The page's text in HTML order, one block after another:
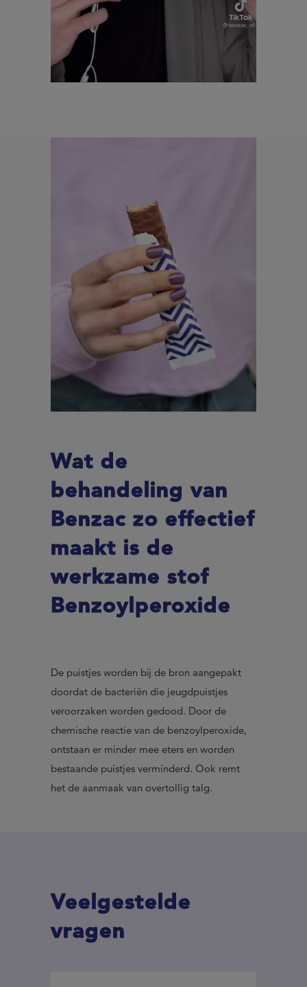
Wat de
behandeling van
Benzac zo effectief
maakt is de
werkzame stof
Benzoylperoxide
De puistjes worden bij de bron aangepakt
doordat de bacteriën die jeugdpuistjes
veroorzaken worden gedood. Door de
chemische reactie van de benzoylperoxide,
ontstaan er minder mee eters en worden
bestaande puistjes verminderd. Ook remt
het de aanmaak van overtollig talg.
Veelgestelde
vragen